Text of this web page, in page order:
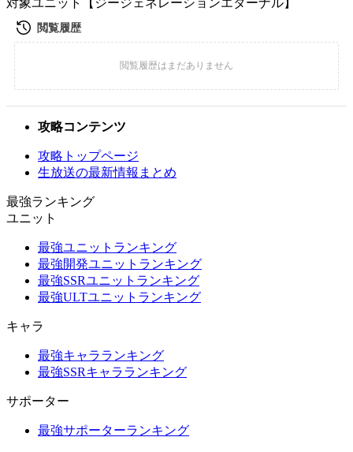
対象ユニット【ジージェネレーションエターナル】
攻略コンテンツ
攻略トップページ
生放送の最新情報まとめ
最強ランキング
ユニット
最強ユニットランキング
最強開発ユニットランキング
最強SSRユニットランキング
最強ULTユニットランキング
キャラ
最強キャラランキング
最強SSRキャラランキング
サポーター
最強サポーターランキング